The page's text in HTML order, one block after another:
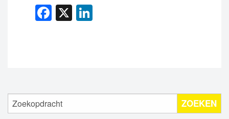
Facebook
X
ZOEKEN